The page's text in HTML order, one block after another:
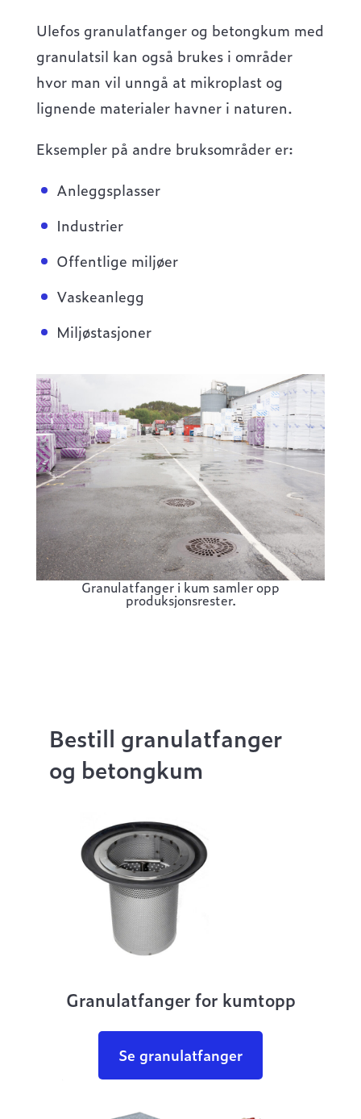
Ulefos granulatfanger og betongkum med
granulatsil kan også brukes i områder
hvor man vil unngå at mikroplast og
lignende materialer havner i naturen.
Eksempler på andre bruksområder er:
Anleggsplasser
Industrier
Offentlige miljøer
Vaskeanlegg
Miljøstasjoner
Granulatfanger i kum samler opp
produksjonsrester.
Bestill granulatfanger
og betongkum
Granulatfanger for kumtopp
Se granulatfanger